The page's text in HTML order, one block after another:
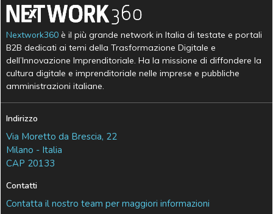
Nextwork360 è il più grande network in Italia di testate e portali
B2B dedicati ai temi della Trasformazione Digitale e
dell’Innovazione Imprenditoriale. Ha la missione di diffondere la
cultura digitale e imprenditoriale nelle imprese e pubbliche
amministrazioni italiane.
Indirizzo
Via Moretto da Brescia, 22
Milano - Italia
CAP 20133
Contatti
Contatta il nostro team per maggiori informazioni